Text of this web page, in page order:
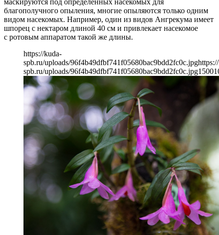
маскируются под определенных насекомых для
благополучного опыления, многие опыляются только одним
видом насекомых. Например, один из видов Ангрекума имеет
шпорец с нектаром длиной 40 см и привлекает насекомое
с ротовым аппаратом такой же длины.
https://kuda-
spb.ru/uploads/96f4b49dfbf741f05680bac9bdd2fc0c.jpg
spb.ru/uploads/96f4b49dfbf741f05680bac9bdd2fc0c.jpg1500